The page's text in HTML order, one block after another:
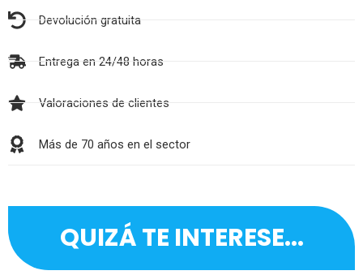
Devolución gratuita
Entrega en 24/48 horas
Valoraciones de clientes
Más de 70 años en el sector
QUIZÁ TE INTERESE...